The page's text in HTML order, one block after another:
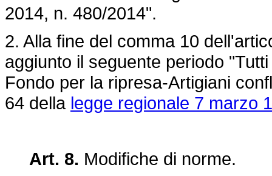
2014, n. 480/2014".
2. Alla fine del comma 10
aggiunto il seguente periodo
Fondo per la ripresa-Artigiani
64 della legge regionale 7 marzo
Art. 8. Modifiche di norme.